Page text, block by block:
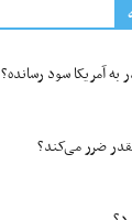
آمریکا سود رسانده؟
ضرر می‌کند؟